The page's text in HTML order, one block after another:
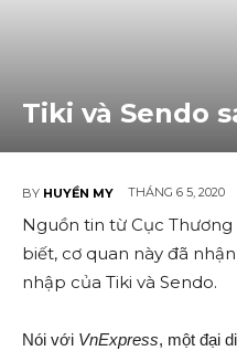
Tiki và Sendo
BY HUYỀN MY THÁNG 6 5, 2020
Nguồn tin từ Cục
biết, cơ quan này đã
nhập của Tiki và Sendo.
Nói với VnExpress, một đại